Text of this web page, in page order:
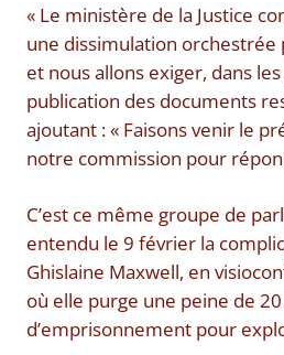
« Le ministère de la Justice
une dissimulation orchestrée
et nous allons exiger, dans
publication des documents
ajoutant : « Faisons venir le
notre commission pour
C’est ce même groupe de
entendu le 9 février la
Ghislaine Maxwell, en
où elle purge une peine de
d’emprisonnement pour